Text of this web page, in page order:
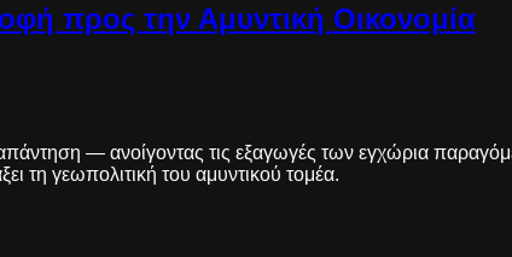
προς την Αμυντική Οικονομία
απάντηση — ανοίγοντας τις εξαγωγές των εγχώρια
τη γεωπολιτική του αμυντικού τομέα.